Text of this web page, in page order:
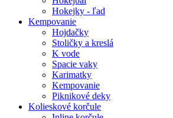
Hokejky - ľad
Kempovanie
Hojdačky
Stoličky a kreslá
K vode
Spacie vaky
Karimatky
Kempovanie
Piknikové deky
Kolieskové korčule